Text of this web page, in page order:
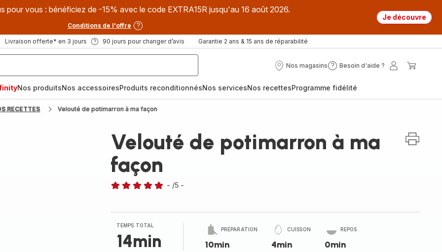
pour vous : bénéficiez de -15% avec le code EXTRA15R jusqu'au 16 août 2026.
Conditions de l'offre
Je découvre
Livraison offerte* en 3 jours 90 jours pour changer d’avis Garantie 2 ans & 15 ans de réparabilité
Nos magasins
Nos
Besoin d'aide ?
Besoin
?
Mon
Nos produitsNos accessoiresProduits reconditionnésNos servicesNos recettesProgramme fidélité
RECETTES Velouté de potimarron à ma façon
Velouté de potimarron à ma
façon
étoiles
(moyenne)
- /5 -
TEMPS TOTAL
14min
PRÉPARATION
10min
CUISSON
4min
REPOS
0min